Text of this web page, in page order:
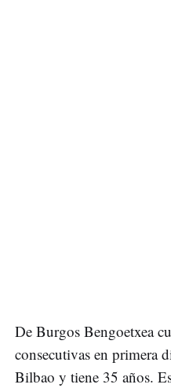
De Burgos Bengoetxea
consecutivas en primera
Bilbao y tiene 35 años.